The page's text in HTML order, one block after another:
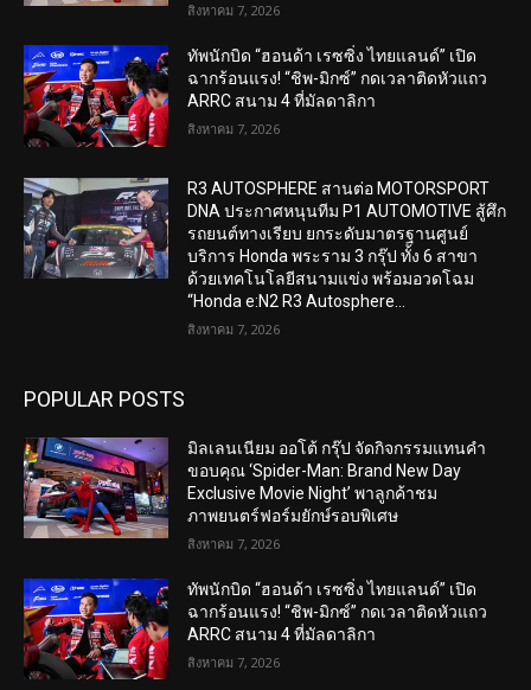
สิงหาคม 7, 2026
ทัพนักบิด “ฮอนด้า เรซซิ่ง ไทยแลนด์” เปิด
ฉากร้อนแรง! “ชิพ-มิกซ์” กดเวลาติดหัวแถว
ARRC สนาม 4 ที่มัลดาลิกา
สิงหาคม 7, 2026
R3 AUTOSPHERE สานต่อ MOTORSPORT
DNA ประกาศหนุนทีม P1 AUTOMOTIVE สู้ศึก
รถยนต์ทางเรียบ ยกระดับมาตรฐานศูนย์
บริการ Honda พระราม 3 กรุ๊ป ทั้ง 6 สาขา
ด้วยเทคโนโลยีสนามแข่ง พร้อมอวดโฉม
“Honda e:N2 R3 Autosphere...
สิงหาคม 7, 2026
POPULAR POSTS
มิลเลนเนียม ออโต้ กรุ๊ป จัดกิจกรรมแทนคำ
ขอบคุณ ‘Spider-Man: Brand New Day
Exclusive Movie Night’ พาลูกค้าชม
ภาพยนตร์ฟอร์มยักษ์รอบพิเศษ
สิงหาคม 7, 2026
ทัพนักบิด “ฮอนด้า เรซซิ่ง ไทยแลนด์” เปิด
ฉากร้อนแรง! “ชิพ-มิกซ์” กดเวลาติดหัวแถว
ARRC สนาม 4 ที่มัลดาลิกา
สิงหาคม 7, 2026